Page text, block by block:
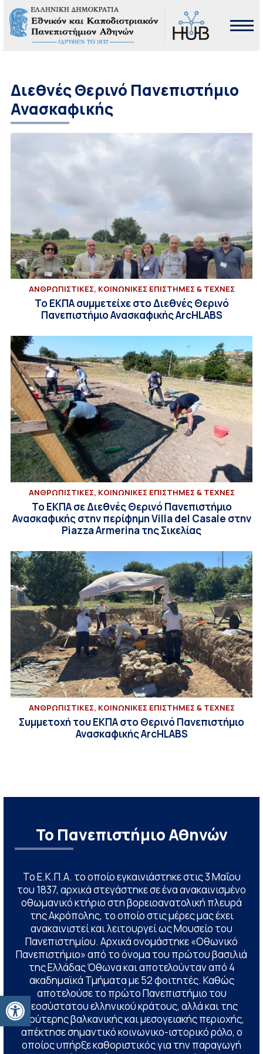
Ανοίξτε τη γραμμή εργαλείων
Διεθνές Θερινό Πανεπιστήμιο
Ανασκαφικής
ΑΝΘΡΩΠΙΣΤΙΚΕΣ, ΚΟΙΝΩΝΙΚΕΣ ΕΠΙΣΤΗΜΕΣ & ΤΕΧΝΕΣ
Το ΕΚΠΑ συμμετείχε στο Διεθνές Θερινό
Πανεπιστήμιο Ανασκαφικής ArcHLABS
ΑΝΘΡΩΠΙΣΤΙΚΕΣ, ΚΟΙΝΩΝΙΚΕΣ ΕΠΙΣΤΗΜΕΣ & ΤΕΧΝΕΣ
Το ΕΚΠΑ σε Διεθνές Θερινό Πανεπιστήμιο
Ανασκαφικής στην περίφημη Villa del Casale στην
Piazza Armerina της Σικελίας
ΑΝΘΡΩΠΙΣΤΙΚΕΣ, ΚΟΙΝΩΝΙΚΕΣ ΕΠΙΣΤΗΜΕΣ & ΤΕΧΝΕΣ
Συμμετοχή του ΕΚΠΑ στο Θερινό Πανεπιστήμιο
Ανασκαφικής ArcHLABS
Το Πανεπιστήμιο Αθηνών
Το Ε.Κ.Π.Α. το οποίο εγκαινιάστηκε στις 3 Μαΐου
του 1837, αρχικά στεγάστηκε σε ένα ανακαινισμένο
οθωμανικό κτήριο στη βορειοανατολική πλευρά
της Ακρόπολης, το οποίο στις μέρες μας έχει
ανακαινιστεί και λειτουργεί ως Μουσείο του
Πανεπιστημίου. Αρχικά ονομάστηκε «Οθωνικό
Πανεπιστήμιο» από το όνομα του πρώτου βασιλιά
της Ελλάδας Όθωνα και αποτελούνταν από 4
ακαδημαϊκά Τμήματα με 52 φοιτητές. Καθώς
αποτελούσε το πρώτο Πανεπιστήμιο του
νεοσύστατου ελληνικού κράτους, αλλά και της
ευρύτερης βαλκανικής και μεσογειακής περιοχής,
απέκτησε σημαντικό κοινωνικο-ιστορικό ρόλο, ο
οποίος υπήρξε καθοριστικός για την παραγωγή